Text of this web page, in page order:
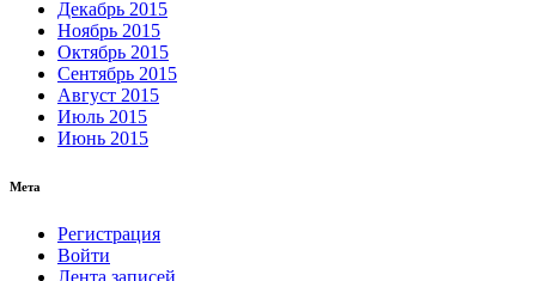
Декабрь 2015
Ноябрь 2015
Октябрь 2015
Сентябрь 2015
Август 2015
Июль 2015
Июнь 2015
Мета
Регистрация
Войти